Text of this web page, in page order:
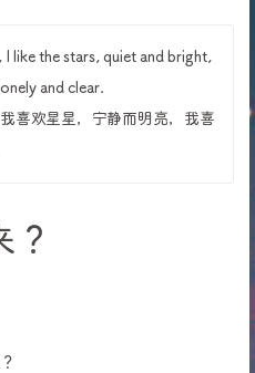
like the stars, quiet and bright,
and clear.
喜欢星星，宁静而明亮，我喜
？